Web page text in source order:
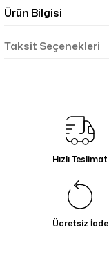
Ürün Bilgisi
Taksit Seçenekleri
Hızlı Teslimat
Ücretsiz İade